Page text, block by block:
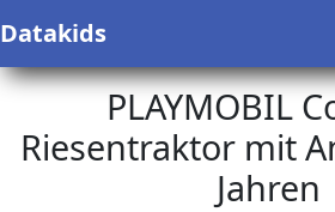
Datakids
PLAYMOBIL
Riesentraktor mit
Jahren